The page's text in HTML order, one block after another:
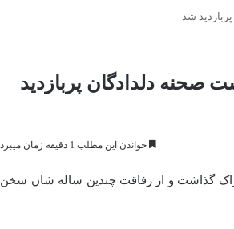
شد
صحنه دلدادگان پربازدید
خواندن این مطلب 1 دقیقه زمان میبرد
گذاشت و از رفاقت چندین ساله شان سخن